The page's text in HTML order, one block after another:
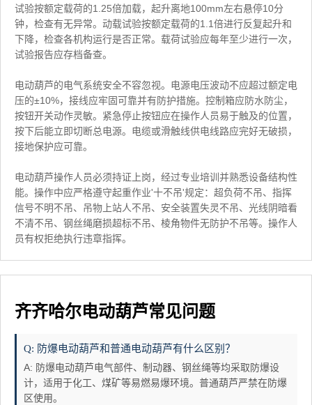
试验按额定载荷的1.25倍加载，起升离地100mm左右悬停10分
钟，检查有无异常。动载试验按额定载荷的1.1倍进行反复起升和
下降，检查各机构运行是否正常。载荷试验应每年至少进行一次，
试验报告应存档备查。
电动葫芦的电气系统安全不容忽视。电源电压波动不应超过额定电
压的±10%，接线应牢固可靠并有防护措施。控制箱应防水防尘，
按钮开关动作灵敏。紧急停止按钮应在操作人员易于触及的位置，
按下后能立即切断总电源。电缆或滑触线供电线路应完好无破损，
接地保护应可靠。
电动葫芦操作人员必须持证上岗，经过专业培训并熟悉设备结构性
能。操作中应严格遵守起重作业'十不吊'规定：超负荷不吊、指挥
信号不明不吊、吊物上站人不吊、安全装置失灵不吊、光线阴暗看
不清不吊、钢丝绳磨损超标不吊、棱角物件无防护不吊等。操作人
员有权拒绝执行违章指挥。
齐齐哈尔电动葫芦常见问题
Q: 防爆电动葫芦和普通电动葫芦有什么区别？
A: 防爆电动葫芦电气部件、制动器、钢丝绳等均采取防爆设
计，适用于化工、煤矿等易燃易爆环境。普通葫芦严禁在防爆
区使用。